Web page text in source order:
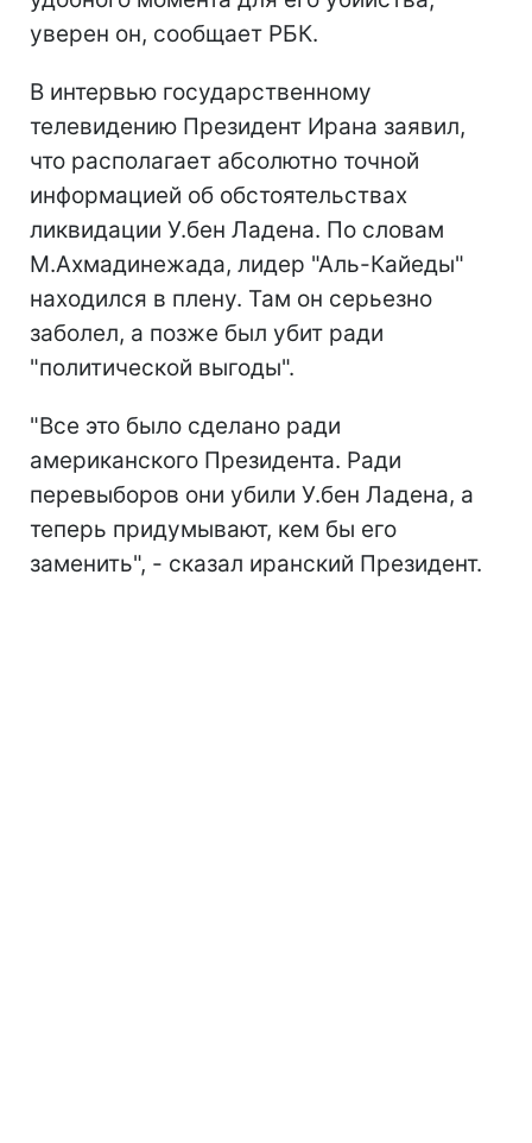
уверен он, сообщает РБК.
В интервью государственному
телевидению Президент Ирана заявил,
что располагает абсолютно точной
информацией об обстоятельствах
ликвидации У.бен Ладена. По словам
М.Ахмадинежада, лидер "Аль-Кайеды"
находился в плену. Там он серьезно
заболел, а позже был убит ради
"политической выгоды".
"Все это было сделано ради
американского Президента. Ради
перевыборов они убили У.бен Ладена, а
теперь придумывают, кем бы его
заменить", - сказал иранский Президент.